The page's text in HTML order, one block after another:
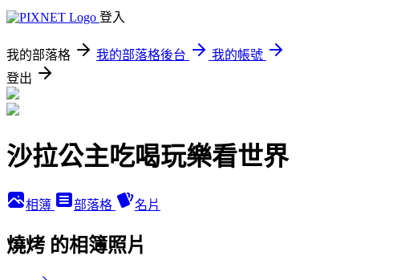
登入
我的部落格 我的部落格後台
我的帳號
登出
沙拉公主吃喝玩樂看世界
相簿 部落格 名片
燒烤 的相簿照片